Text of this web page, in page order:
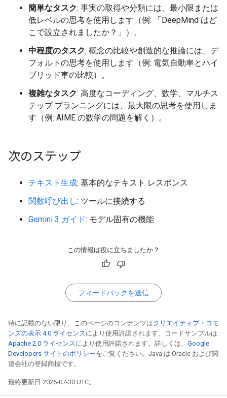
簡単なタスク: 事実の取得や分類には、最小限または
低レベルの思考を使用します（例: 「DeepMind はど
こで設立されましたか？」）。
中程度のタスク: 概念の比較や創造的な推論には、デ
フォルトの思考を使用します（例: 電気自動車とハイ
ブリッド車の比較）。
複雑なタスク: 高度なコーディング、数学、マルチス
テップ プランニングには、最大限の思考を使用しま
す（例: AIME の数学の問題を解く）。
次のステップ
テキスト生成: 基本的なテキスト レスポンス
関数呼び出し: ツールに接続する
Gemini 3 ガイド: モデル固有の機能
この情報は役に立ちましたか？
フィードバックを送信
特に記載のない限り、このページのコンテンツはクリエイティブ・コモ
ンズの表示 4.0 ライセンス により使用許諾されます。コードサンプルは
Apache 2.0 ライセンス により使用許諾されます。詳しくは、 Google
Developers サイトのポリシーをご覧ください。Java は Oracle および関
連会社の登録商標です。
最終更新日 2026-07-30 UTC。